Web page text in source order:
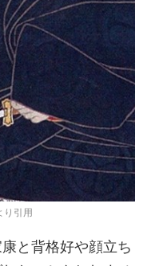
り引用
と背格好や顔立ち